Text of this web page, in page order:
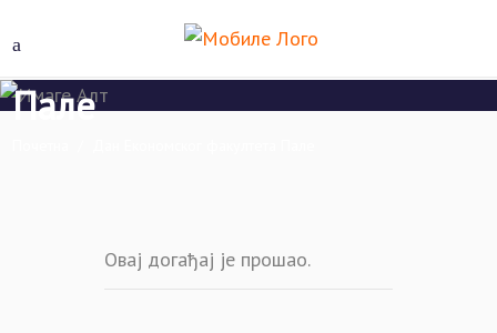
Дан Економског факултета
Пале
Овај догађај је прошао.